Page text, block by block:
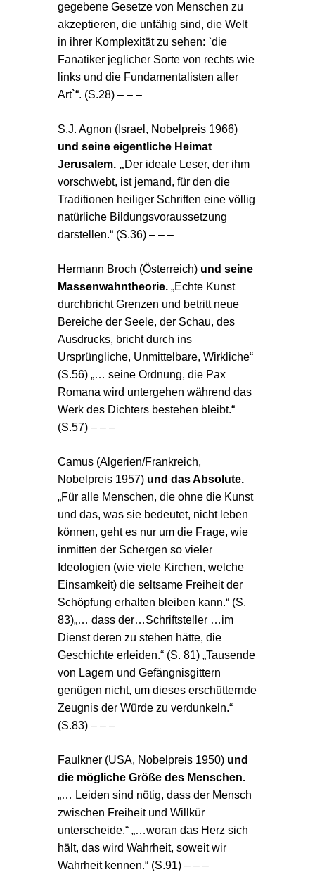
gegebene Gesetze von Menschen zu
akzeptieren, die unfähig sind, die Welt
in ihrer Komplexität zu sehen: `die
Fanatiker jeglicher Sorte von rechts wie
links und die Fundamentalisten aller
Art`“. (S.28) – – –
S.J. Agnon (Israel , Nobelpreis 1966)
und seine eigentliche Heimat
Jerusalem. „Der ideale Leser, der ihm
vorschwebt, ist jemand, für den die
Traditionen heiliger Schriften eine völlig
natürliche Bildungsvoraussetzung
darstellen.“ (S.36) – – –
Hermann Broch (Österreich) und seine
Massenwahntheorie. „Echte Kunst
durchbricht Grenzen und betritt neue
Bereiche der Seele, der Schau, des
Ausdrucks, bricht durch ins
Ursprüngliche, Unmittelbare, Wirkliche“
(S.56) „… seine Ordnung, die Pax
Romana wird untergehen während das
Werk des Dichters bestehen bleibt.“
(S.57) – – –
Camus (Algerien/Frankreich,
Nobelpreis 1957) und das Absolute.
„Für alle Menschen, die ohne die Kunst
und das, was sie bedeutet, nicht leben
können, geht es nur um die Frage, wie
inmitten der Schergen so vieler
Ideologien (wie viele Kirchen, welche
Einsamkeit) die seltsame Freiheit der
Schöpfung erhalten bleiben kann.“ (S.
83)„… dass der…Schriftsteller …im
Dienst deren zu stehen hätte, die
Geschichte erleiden.“ (S. 81) „Tausende
von Lagern und Gefängnisgittern
genügen nicht, um dieses erschütternde
Zeugnis der Würde zu verdunkeln.“
(S.83) – – –
Faulkner (USA, Nobelpreis 1950) und
die mögliche Größe des Menschen.
„… Leiden sind nötig, dass der Mensch
zwischen Freiheit und Willkür
unterscheide.“ „…woran das Herz sich
hält, das wird Wahrheit, soweit wir
Wahrheit kennen.“ (S.91) – – –